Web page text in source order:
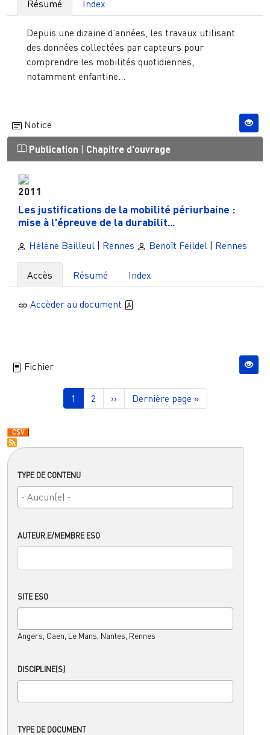
TYPE DE CONTENU
AUTEUR.E/MEMBRE ESO
SITE ESO
Angers, Caen, Le Mans, Nantes, Rennes
DISCIPLINE(S)
TYPE DE DOCUMENT
Résumé Index
Depuis une dizaine d’années, les travaux utilisant
des données collectées par capteurs pour
comprendre les mobilités quotidiennes,
notamment enfantine...
Notice
Publication | Chapitre d'ouvrage
2011
Les justifications de la mobilité périurbaine :
mise à l'épreuve de la durabilit...
Hélène Bailleul Rennes Benoît Feildel Rennes
Accès Résumé Index
Accèder au document
Fichier
Pagination
Page courante
1 Page
2 Page suivante
›› Dernière page
Dernière page »